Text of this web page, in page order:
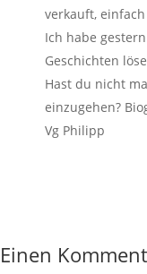
verkauft, einfach
Ich habe
Geschichten
Hast du nicht
einzugehen?
Vg Philipp
Einen